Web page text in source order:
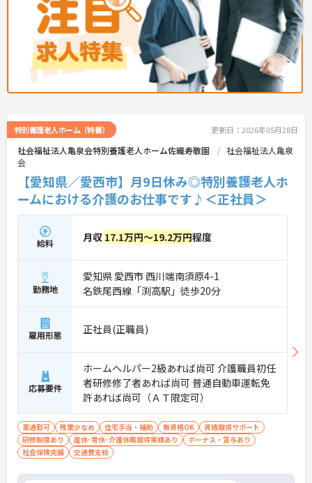
特別養護老人ホーム（特養） 更新日：2026年05月28日
社会福祉法人亀泉会特別養護老人ホーム佐織寿敬園
社会福祉法人亀泉
会
【愛知県／愛西市】月9日休み◎特別養護老人ホ
ームにおける介護のお仕事です♪＜正社員＞
給料 月収 17.1万円～19.2万円程度
勤務地
愛知県 愛西市 西川端南須原4-1
名鉄尾西線「渕高駅」徒歩20分
雇用形態 正社員(正職員)
応募要件
ホームヘルパー2級あれば尚可 介護職員初任
者研修修了者あれば尚可 普通自動車運転免
許あれば尚可（ＡＴ限定可）
車通勤可 残業少なめ 住宅手当・補助 無資格OK
資格取得サポート
研修制度あり
産休･育休･介護休暇取得実績あり
ボーナス・賞与あり
社会保険完備
交通費支給